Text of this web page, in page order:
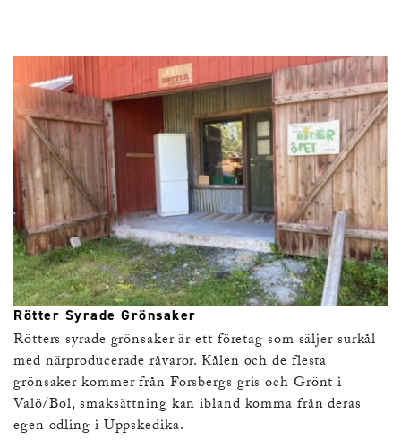
Rötter Syrade Grönsaker
Rötters syrade grönsaker är ett företag som säljer surkål
med närproducerade råvaror. Kålen och de flesta
grönsaker kommer från Forsbergs gris och Grönt i
Valö/Bol, smaksättning kan ibland komma från deras
egen odling i Uppskedika.